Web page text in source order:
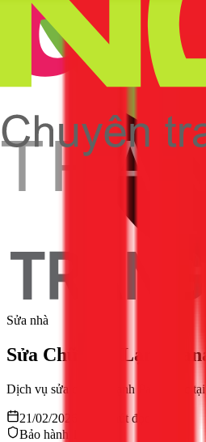
Sửa nhà
Sửa Chữa Tủ Lạnh
Dịch vụ sửa chữa tủ lạnh Panasonic
21/02/2026
phút đọc
Bảo hành 12 tháng